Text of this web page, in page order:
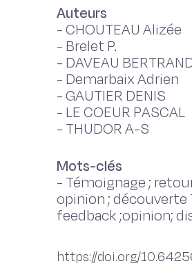
Auteurs
-CHOUTEAU Alizée
- Brelet P.
- DAVEAU
- Demarbaix Adrien
-GAUTIER DENIS
- LE COEUR PASCAL
- THUDOR A-S
Mots-clés
- Témoignage ;
opinion ; découverte
feedback ;opinion;
https://doi.org/